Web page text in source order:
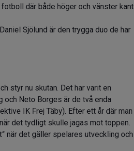
där både höger och vänster kant
Sjölund är den trygga duo de har
styr nu skutan. Det har varit en
och Neto Borges är de två enda
IK Frej Täby). Efter ett år där man
det tydligt skulle jagas mot toppen.
när det gäller spelares utveckling och